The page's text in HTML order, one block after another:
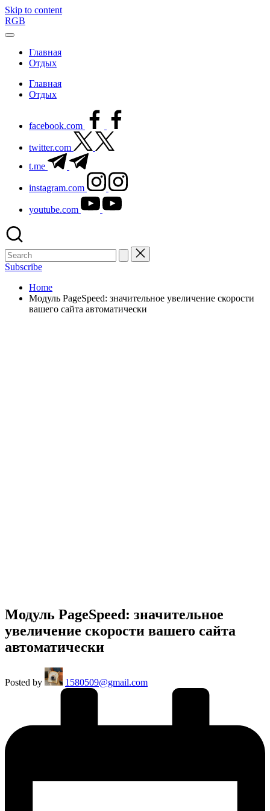
Skip to content
RGB
Главная
Отдых
Главная
Отдых
facebook.com
twitter.com
t.me
instagram.com
youtube.com
Subscribe
Home
Модуль PageSpeed: значительное увеличение скорости
вашего сайта автоматически
Модуль PageSpeed: значительное
увеличение скорости вашего сайта
автоматически
Posted by 1580509@gmail.com